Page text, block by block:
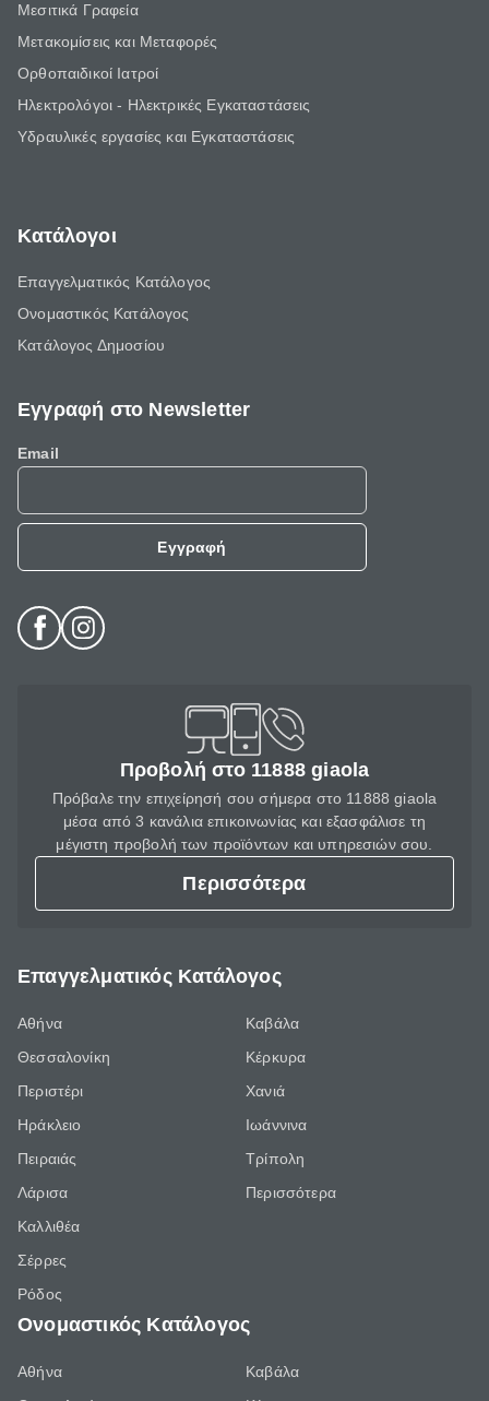
Μεσιτικά Γραφεία
Μετακομίσεις και Μεταφορές
Ορθοπαιδικοί Ιατροί
Ηλεκτρολόγοι - Ηλεκτρικές Εγκαταστάσεις
Υδραυλικές εργασίες και Εγκαταστάσεις
Κατάλογοι
Επαγγελματικός Κατάλογος
Ονομαστικός Κατάλογος
Κατάλογος Δημοσίου
Εγγραφή στο Newsletter
Email
Εγγραφή
Προβολή στο 11888 giaola
Πρόβαλε την επιχείρησή σου σήμερα στο 11888 giaola
μέσα από 3 κανάλια επικοινωνίας και εξασφάλισε τη
μέγιστη προβολή των προϊόντων και υπηρεσιών σου.
Περισσότερα
Επαγγελματικός Κατάλογος
Αθήνα
Θεσσαλονίκη
Περιστέρι
Ηράκλειο
Πειραιάς
Λάρισα
Καλλιθέα
Σέρρες
Ρόδος
Καβάλα
Κέρκυρα
Χανιά
Ιωάννινα
Τρίπολη
Περισσότερα
Ονομαστικός Κατάλογος
Αθήνα
Καβάλα